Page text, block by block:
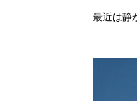
最近は静